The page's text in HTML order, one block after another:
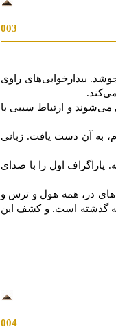
003
بیدارخوابی‌های راوی
می‌شوند و ارتباط سببی با
به آن دست یافت. زبانی
اول را با صدای
در، همه هول و ترس و
چه گذشته است. و کشف این
004